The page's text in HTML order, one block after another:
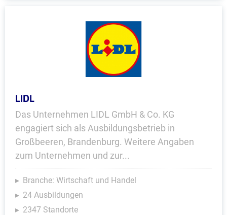
LIDL
Das Unternehmen LIDL GmbH & Co. KG
engagiert sich als Ausbildungsbetrieb in
Großbeeren, Brandenburg. Weitere Angaben
zum Unternehmen und zur...
Branche: Wirtschaft und Handel
24 Ausbildungen
2347 Standorte